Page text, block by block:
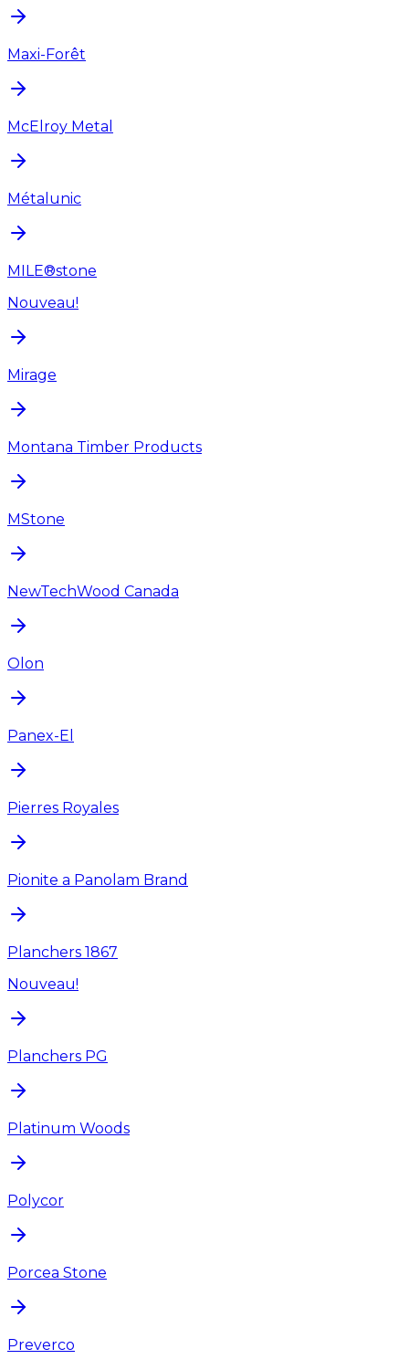
Maxi-Forêt
McElroy Metal
Métalunic
MILE®stone
Nouveau!
Mirage
Montana Timber Products
MStone
NewTechWood Canada
Olon
Panex-El
Pierres Royales
Pionite a Panolam Brand
Planchers 1867
Nouveau!
Planchers PG
Platinum Woods
Polycor
Porcea Stone
Preverco